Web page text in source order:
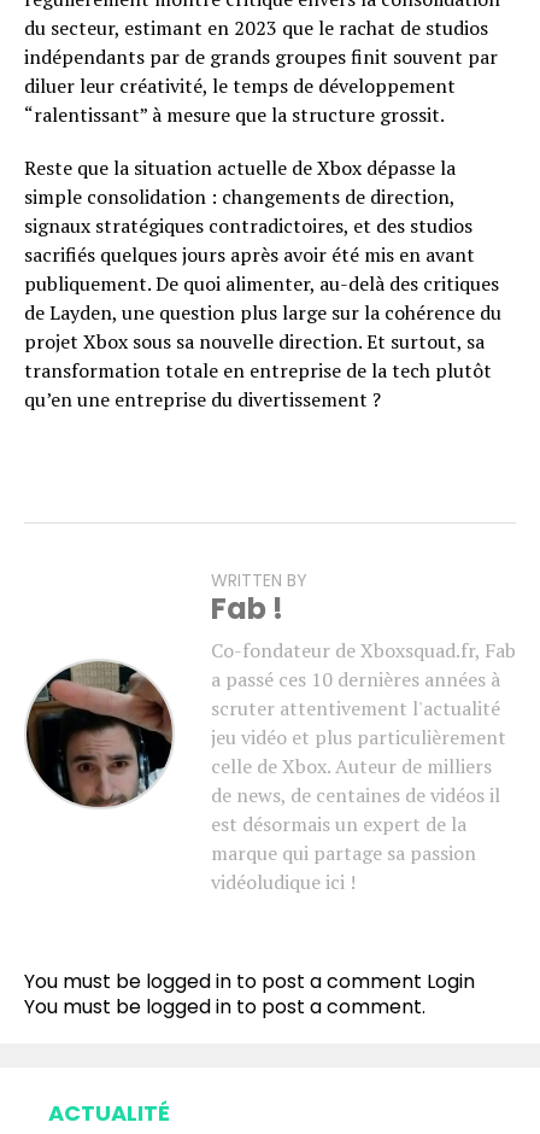
du secteur, estimant en 2023 que le rachat de studios
indépendants par de grands groupes finit souvent par
diluer leur créativité, le temps de développement
“ralentissant” à mesure que la structure grossit.
Reste que la situation actuelle de Xbox dépasse la
simple consolidation : changements de direction,
signaux stratégiques contradictoires, et des studios
sacrifiés quelques jours après avoir été mis en avant
publiquement. De quoi alimenter, au-delà des critiques
de Layden, une question plus large sur la cohérence du
projet Xbox sous sa nouvelle direction. Et surtout, sa
transformation totale en entreprise de la tech plutôt
qu’en une entreprise du divertissement ?
WRITTEN BY
Fab !
Co-fondateur de Xboxsquad.fr, Fab
a passé ces 10 dernières années à
scruter attentivement l'actualité
jeu vidéo et plus particulièrement
celle de Xbox. Auteur de milliers
de news, de centaines de vidéos il
est désormais un expert de la
marque qui partage sa passion
vidéoludique ici !
You must be logged in to post a comment Login
You must be logged in to post a comment.
ACTUALITÉ